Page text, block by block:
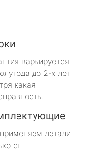
варьируется
до 2-х лет
какая
детали
от